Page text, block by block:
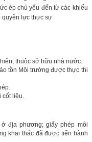
ép chủ yếu đến từ các khiếu
quyền lực thực sự.
thuộc sở hữu nhà nước.
tồn Môi trường được thực thi
cốt liệu.
địa phương; giấy phép môi
khai thác đã được tiến hành